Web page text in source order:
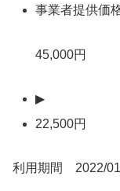
事業者提供価
45,000円
▶
22,500円
利用期間 2022/